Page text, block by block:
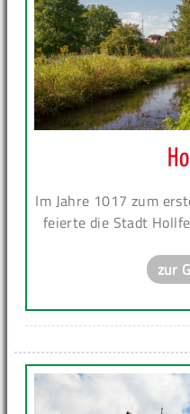
Im Jahre 1017 zum
feierte die Stadt
zur